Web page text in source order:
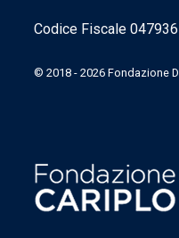
Codice Fiscale
© 2018 - 2026 Fondazione